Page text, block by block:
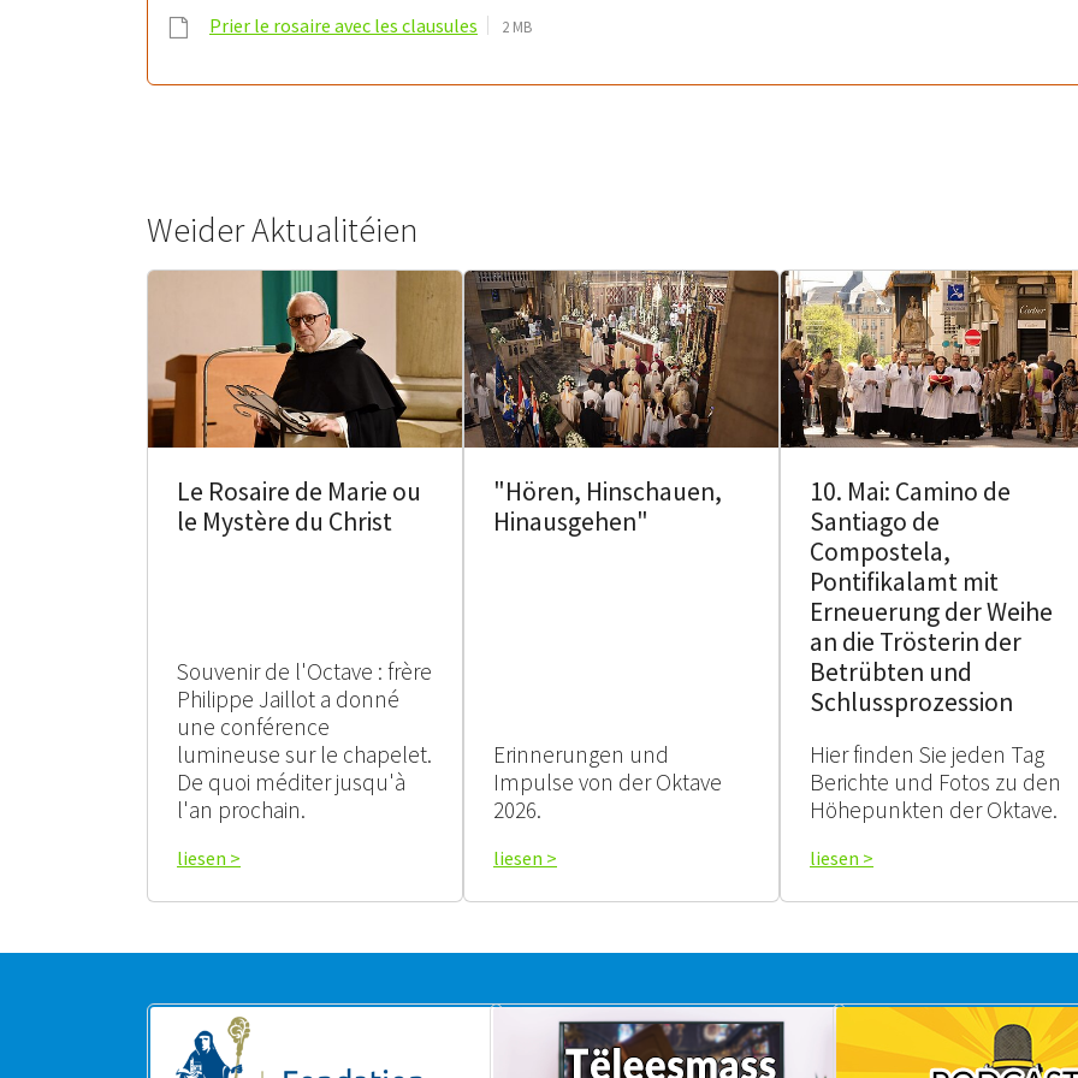
Prier le rosaire avec les clausules 2 MB
Weider Aktualitéien
Le Rosaire de Marie ou
le Mystère du Christ
Souvenir de l'Octave : frère
Philippe Jaillot a donné
une conférence
lumineuse sur le chapelet.
De quoi méditer jusqu'à
l'an prochain.
liesen >
"Hören, Hinschauen,
Hinausgehen"
Erinnerungen und
Impulse von der Oktave
2026.
liesen >
10. Mai: Camino de
Santiago de
Compostela,
Pontifikalamt mit
Erneuerung der Weihe
an die Trösterin der
Betrübten und
Schlussprozession
Hier finden Sie jeden Tag
Berichte und Fotos zu den
Höhepunkten der Oktave.
liesen >